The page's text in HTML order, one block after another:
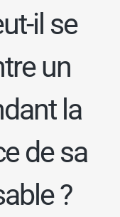
il se
un
la
de sa
?